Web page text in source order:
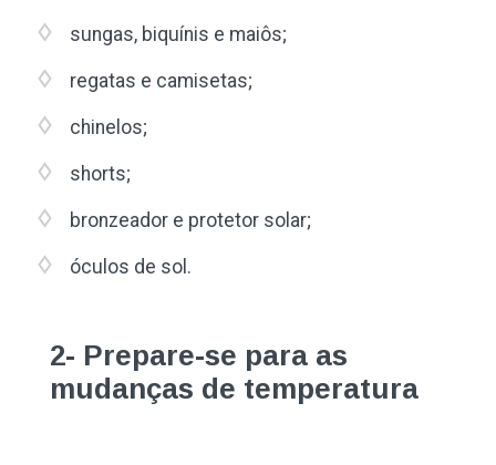
sungas, biquínis e maiôs;
regatas e camisetas;
chinelos;
shorts;
bronzeador e protetor solar;
óculos de sol.
2- Prepare-se para as
mudanças de temperatura